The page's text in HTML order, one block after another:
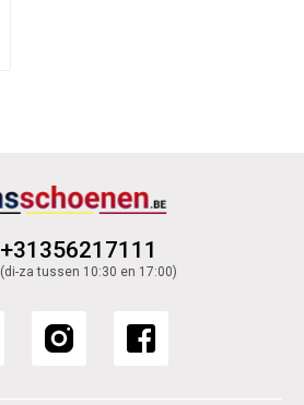
+31356217111
(di-za tussen 10:30 en 17:00)